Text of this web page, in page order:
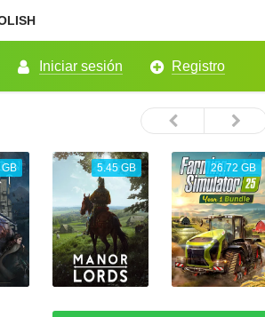
Iniciar sesión Registro
5.45 GB 26.72 GB